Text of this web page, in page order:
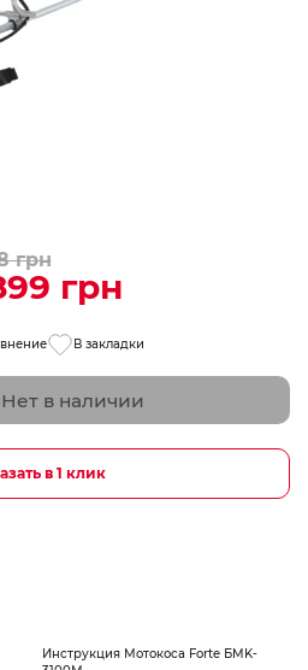
грн
грн
В закладки
Нет в наличии
в 1 клик
Инструкция Мотокоса Forte БMK-